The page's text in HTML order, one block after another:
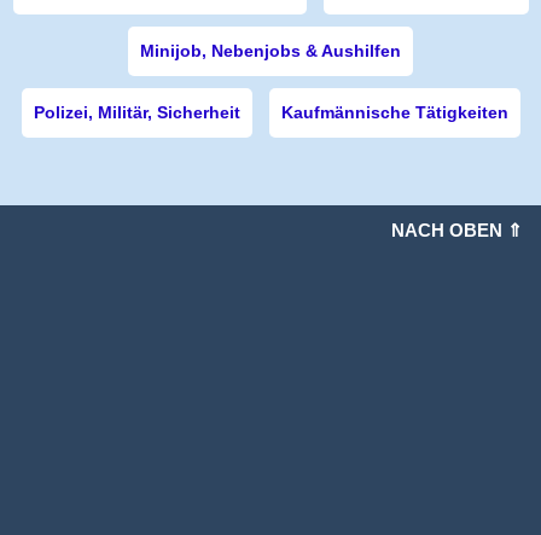
Minijob, Nebenjobs & Aushilfen
Polizei, Militär, Sicherheit Kaufmännische Tätigkeiten
NACH OBEN ⇑